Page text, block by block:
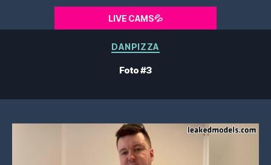
LIVE CAMS💦
Kategorien
DANPIZZA
Foto #3